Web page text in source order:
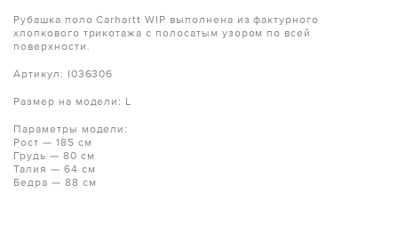
Рубашка поло Carhartt WIP выполнена из фактурного
хлопкового трикотажа с полосатым узором по всей
поверхности.
Артикул: I036306
Размер на модели: L
Параметры модели:
Рост — 185 см
Грудь — 80 см
Талия — 64 см
Бедра — 88 см